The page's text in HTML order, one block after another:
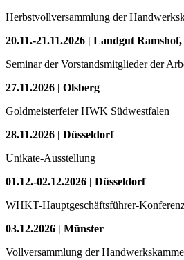
Herbstvollversammlung der
20.11.-21.11.2026 | Landgut
Seminar der Vorstandsmitglieder der
27.11.2026 | Olsberg
Goldmeisterfeier HWK Südwestfalen
28.11.2026 | Düsseldorf
Unikate-Ausstellung
01.12.-02.12.2026 | Düsseldorf
WHKT-Hauptgeschäftsführer-
03.12.2026 | Münster
Vollversammlung der